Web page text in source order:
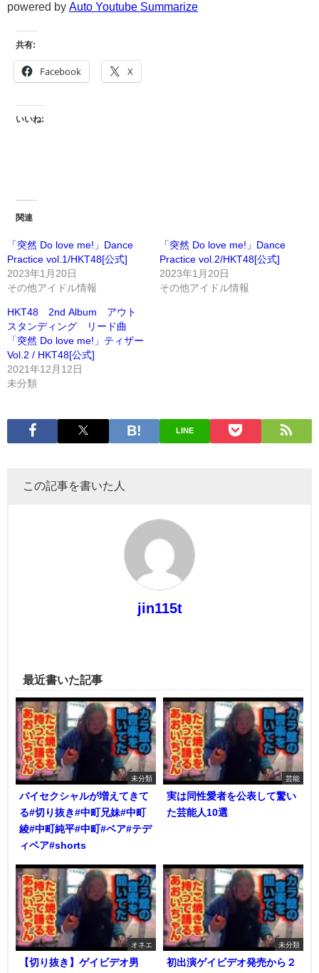
powered by Auto Youtube Summarize
共有:
Facebook X
いいね:
関連
「突然 Do love me!」Dance
Practice vol.1/HKT48[公式]
2023年1月20日
その他アイドル情報
「突然 Do love me!」Dance
Practice vol.2/HKT48[公式]
2023年1月20日
その他アイドル情報
HKT48 2nd Album アウト
スタンディング リード曲
「突然 Do love me!」ティザー
Vol.2 / HKT48[公式]
2021年12月12日
未分類
LINE
この記事を書いた人
jin115t
最近書いた記事
未分類
バイセクシャルが増えてきて
る#切り抜き#中町兄妹#中町
綾#中町純平#中町#ベア#テデ
ィベア#shorts
芸能
実は同性愛者を公表して驚い
た芸能人10選
オネエ
【切り抜き】ゲイビデオ男
未分類
初出演ゲイビデオ発売から２